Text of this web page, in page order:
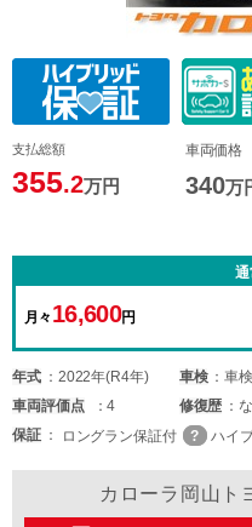
支払総額
355.2万円
車両価格
340万
月々 16,600円
年式 2022年(R4年) 車検 車
車両評価点 4 修復歴
保証
ロングラン保証付 ハイ
カローラ岡山ト